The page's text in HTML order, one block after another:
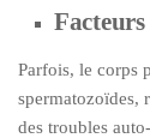
Parfois, le corps
spermatozoïdes,
des troubles